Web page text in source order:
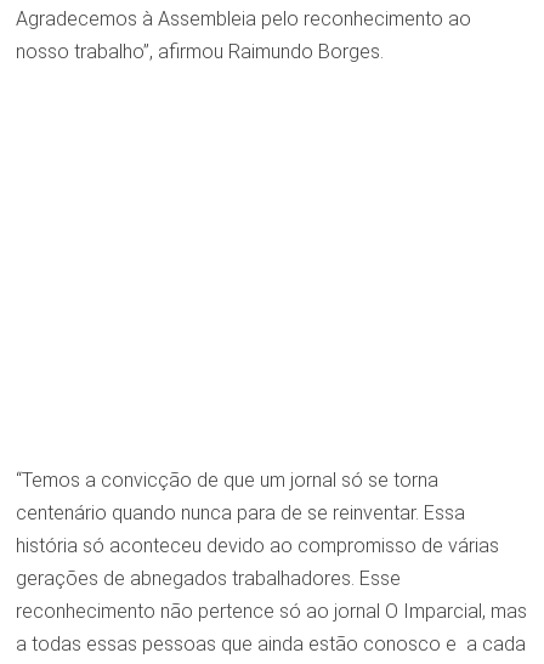
Agradecemos à Assembleia pelo reconhecimento ao
nosso trabalho”, afirmou Raimundo Borges.
“Temos a convicção de que um jornal só se torna
centenário quando nunca para de se reinventar. Essa
história só aconteceu devido ao compromisso de várias
gerações de abnegados trabalhadores. Esse
reconhecimento não pertence só ao jornal O Imparcial, mas
a todas essas pessoas que ainda estão conosco e a cada